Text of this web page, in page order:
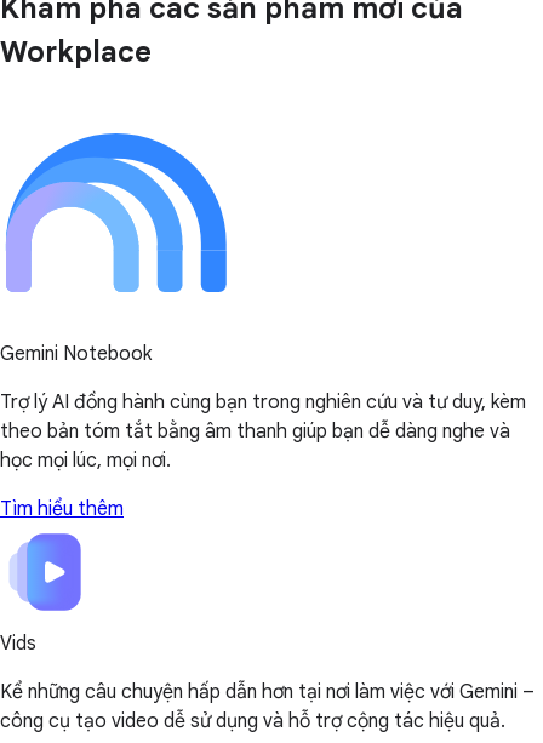
Khám phá các sản phẩm mới của
Workplace
Gemini Notebook
Trợ lý AI đồng hành cùng bạn trong nghiên cứu và tư duy, kèm
theo bản tóm tắt bằng âm thanh giúp bạn dễ dàng nghe và
học mọi lúc, mọi nơi.
Tìm hiểu thêm
Vids
Kể những câu chuyện hấp dẫn hơn tại nơi làm việc với Gemini –
công cụ tạo video dễ sử dụng và hỗ trợ cộng tác hiệu quả.